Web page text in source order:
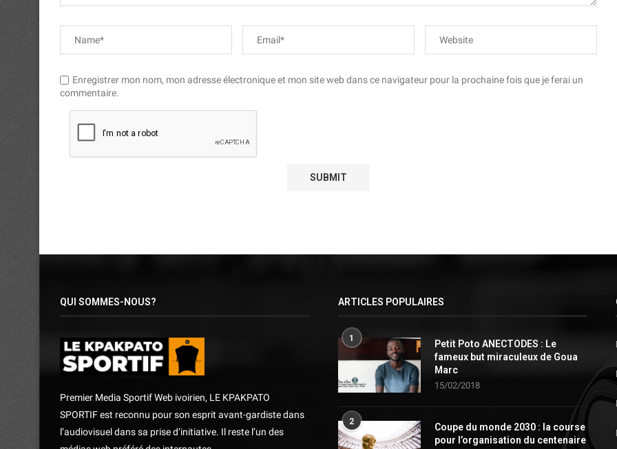
Enregistrer mon nom, mon adresse électronique et mon site web dans ce navigateur pour la prochaine fois que je ferai un
commentaire.
QUI SOMMES-NOUS?
Premier Media Sportif Web ivoirien, LE KPAKPATO
SPORTIF est reconnu pour son esprit avant-gardiste dans
l’audiovisuel dans sa prise d’initiative. Il reste l’un des
ARTICLES POPULAIRES
1
Petit Poto ANECTODES : Le
fameux but miraculeux de Goua
Marc
15/02/2018
2
Coupe du monde 2030 : la course
pour l’organisation du centenaire